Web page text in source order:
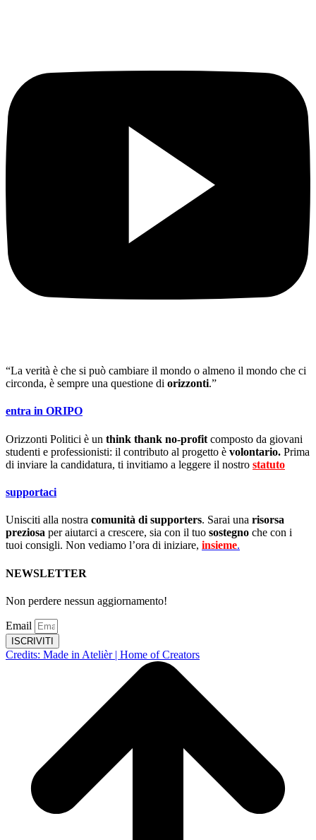
“La verità è che si può cambiare il mondo o almeno il mondo che ci
circonda, è sempre una questione di orizzonti.”
entra in ORIPO
Orizzonti Politici è un think thank no-profit composto da giovani
studenti e professionisti: il contributo al progetto è volontario. Prima
di inviare la candidatura, ti invitiamo a leggere il nostro statuto
supportaci
Unisciti alla nostra comunità di supporters. Sarai una risorsa
preziosa per aiutarci a crescere, sia con il tuo sostegno che con i
tuoi consigli. Non vediamo l’ora di iniziare, insieme.
NEWSLETTER
Non perdere nessun aggiornamento!
Email
ISCRIVITI
Credits: Made in Atelièr | Home of Creators